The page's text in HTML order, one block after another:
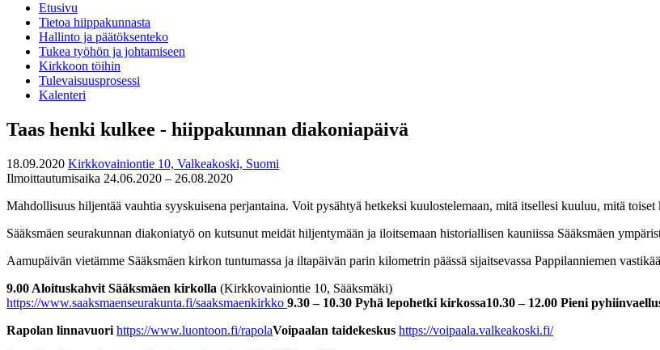
Etusivu
Tietoa hiippakunnasta
Hallinto ja päätöksenteko
Tukea työhön ja johtamiseen
Kirkkoon töihin
Tulevaisuusprosessi
Kalenteri
Taas henki kulkee - hiippakunnan diakoniapäivä
18.09.2020 Kirkkovainiontie 10, Valkeakoski, Suomi
Ilmoittautumisaika 24.06.2020 – 26.08.2020
Mahdollisuus hiljentää vauhtia syyskuisena perjantaina. Voit pysähtyä hetkeksi kuulostelemaan, mitä itsellesi kuuluu, mitä
Sääksmäen seurakunnan diakoniatyö on kutsunut meidät hiljentymään ja iloitsemaan historiallisen kauniissa Sääksmäen
Aamupäivän vietämme Sääksmäen kirkon tuntumassa ja iltapäivän parin kilometrin päässä sijaitsevassa Pappilanniemen
9.00 Aloituskahvit Sääksmäen kirkolla (Kirkkovainiontie 10, Sääksmäki)
https://www.saaksmaenseurakunta.fi/saaksmaenkirkko 9.30 – 10.30 Pyhä lepohetki kirkossa10.30 – 12.00 Pieni
Rapolan linnavuori https://www.luontoon.fi/rapolaVoipaalan taidekeskus https://voipaala.valkeakoski.fi/